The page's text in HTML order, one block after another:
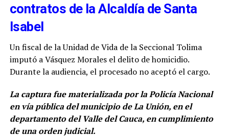
contratos de la Alcaldía de Santa
Isabel
Un fiscal de la Unidad de Vida de la Seccional Tolima
imputó a Vásquez Morales el delito de homicidio.
Durante la audiencia, el procesado no aceptó el cargo.
La captura fue materializada por la Policía Nacional
en vía pública del municipio de La Unión, en el
departamento del Valle del Cauca, en cumplimiento
de una orden judicial.